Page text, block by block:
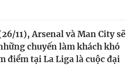
11), Arsenal và Man City sẽ
chuyến làm khách khó
điểm tại La Liga là cuộc đại